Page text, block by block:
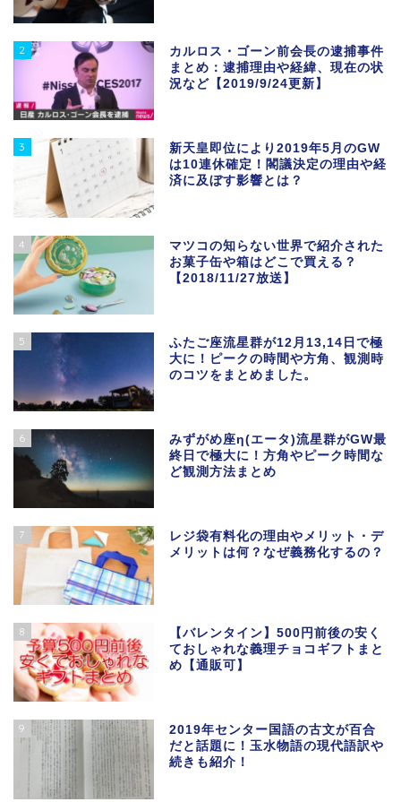
2
カルロス・ゴーン前会長の逮捕事件
まとめ：逮捕理由や経緯、現在の状
況など【2019/9/24更新】
3
新天皇即位により2019年5月のGW
は10連休確定！閣議決定の理由や経
済に及ぼす影響とは？
4
マツコの知らない世界で紹介された
お菓子缶や箱はどこで買える？
【2018/11/27放送】
5
ふたご座流星群が12月13,14日で極
大に！ピークの時間や方角、観測時
のコツをまとめました。
6
みずがめ座η(エータ)流星群がGW最
終日で極大に！方角やピーク時間な
ど観測方法まとめ
7
レジ袋有料化の理由やメリット・デ
メリットは何？なぜ義務化するの？
8
【バレンタイン】500円前後の安く
ておしゃれな義理チョコギフトまと
め【通販可】
9
2019年センター国語の古文が百合
だと話題に！玉水物語の現代語訳や
続きも紹介！